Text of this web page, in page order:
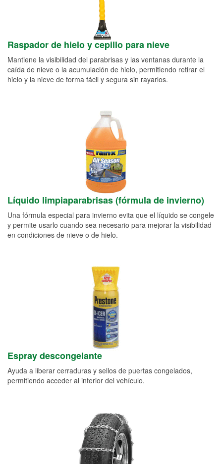
Raspador de hielo y cepillo para nieve
Mantiene la visibilidad del parabrisas y las ventanas durante la
caída de nieve o la acumulación de hielo, permitiendo retirar el
hielo y la nieve de forma fácil y segura sin rayarlos.
Líquido limpiaparabrisas (fórmula de invierno)
Una fórmula especial para invierno evita que el líquido se congele
y permite usarlo cuando sea necesario para mejorar la visibilidad
en condiciones de nieve o de hielo.
Espray descongelante
Ayuda a liberar cerraduras y sellos de puertas congelados,
permitiendo acceder al interior del vehículo.